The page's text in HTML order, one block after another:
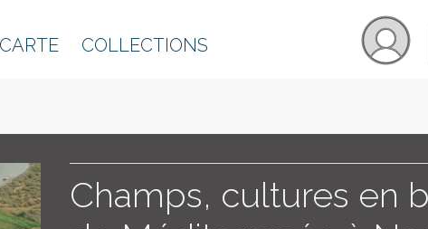
CARTE COLLECTIONS
Champs, cultures en